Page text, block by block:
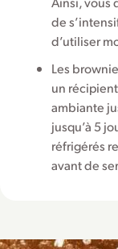
de
d’utiliser
Les
un
ambiante
jusqu’à 5
réfrigérés
avant de